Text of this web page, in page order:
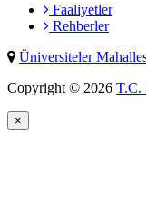
Faaliyetler
Rehberler
Üniversiteler
Copyright © 2026 T.C.
×